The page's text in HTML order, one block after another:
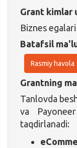
Grant kimlar
Biznes
Batafsil
Rasmiy havola
Grantning
Tanlovda
va
taqdirlanadi: